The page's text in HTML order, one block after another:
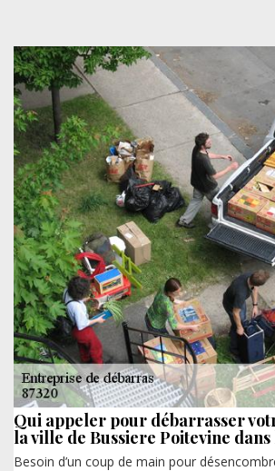
Qui appeler pour débarrasser
la ville de Bussiere Poitevine dans
Besoin d’un coup de main pour